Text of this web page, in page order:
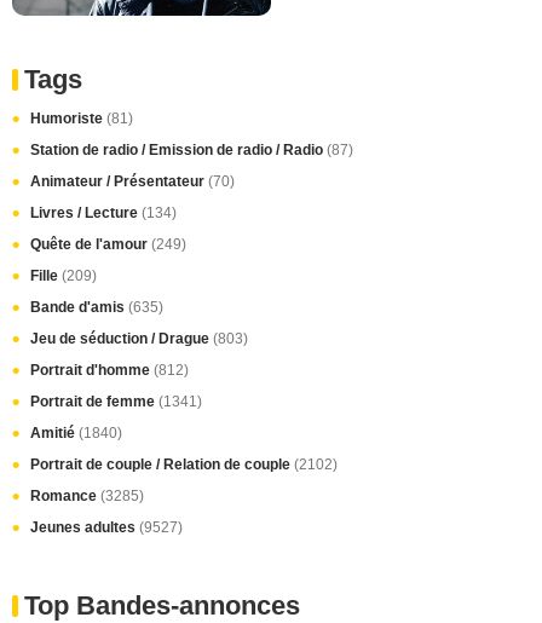
Tags
Humoriste (81)
Station de radio / Emission de radio / Radio (87)
Animateur / Présentateur (70)
Livres / Lecture (134)
Quête de l'amour (249)
Fille (209)
Bande d'amis (635)
Jeu de séduction / Drague (803)
Portrait d'homme (812)
Portrait de femme (1341)
Amitié (1840)
Portrait de couple / Relation de couple (2102)
Romance (3285)
Jeunes adultes (9527)
Top Bandes-annonces